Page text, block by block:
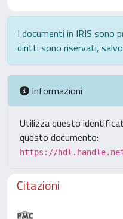
I documenti in IRIS
diritti sono riservati,
Informazioni
Utilizza questo
questo documento:
https://
Citazioni